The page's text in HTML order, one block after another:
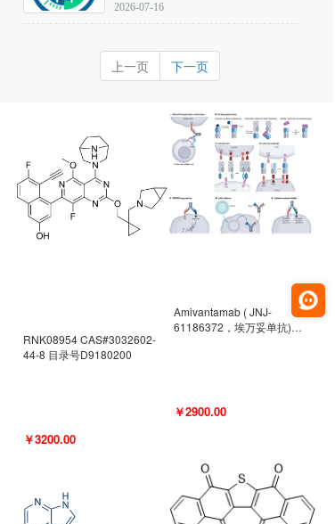
在血管内给药时与血浆等渗的临
号为92339-11-2
2026-07-16
上一页 下一页
RNK08954 CAS#3032602-
44-8 目录号D9180200
￥3200.00
Amivantamab ( JNJ-
61186372，埃万妥单抗)
￥2900.00